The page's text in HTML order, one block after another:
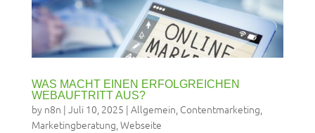
WAS MACHT EINEN ERFOLGREICHEN
WEBAUFTRITT AUS?
by n8n | Juli 10, 2025 | Allgemein, Contentmarketing,
Marketingberatung,Webseite